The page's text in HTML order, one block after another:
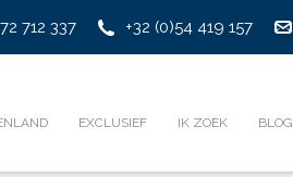
+32 (0)54 419 157
712 337
EXCLUSIEF IK ZOEK BLOG